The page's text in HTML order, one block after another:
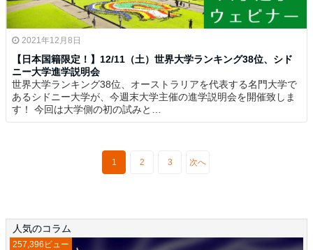
2021年12月8日
【日本国籍限定！】12/11（土）世界大学ランキング38位、シド
ニー大学進学説明会
世界大学ランキング38位、オーストラリアを代表する名門大学で
あるシドニー大学が、今週末大学主催の進学説明会を開催致しま
す！ 今回は大学側の初の試みと…
1 2 3 次へ
人気のコラム
257,396ビュー